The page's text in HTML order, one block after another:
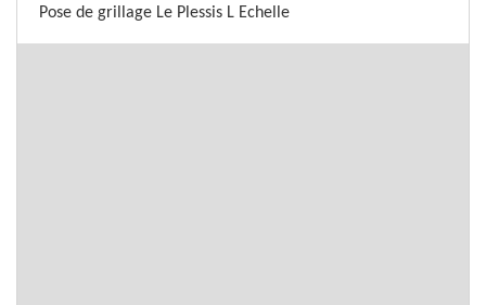
Pose de grillage Le Plessis L Echelle